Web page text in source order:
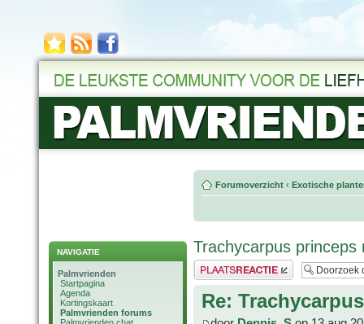
NAVIGATIE
Palmvrienden
Startpagina
Agenda
Kortingskaart
Palmvrienden forums
Forumoverzicht ‹ Exotische
Trachycarpus
Plaats een reactie
Re: